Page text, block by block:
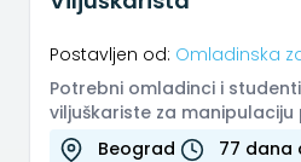
Postavljen od: Omladinska
Potrebni omladinci i
viljuškariste za manipulaciju
u 3 smene po 8h Ritam
Beograd
77 dana